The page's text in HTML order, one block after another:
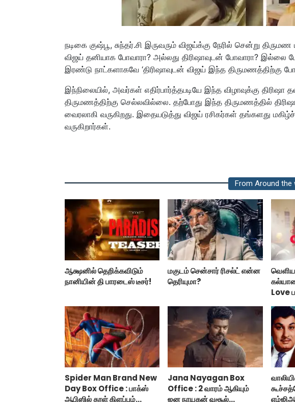
நடிகை குஷ்பூ, சுந்தர்.சி இருவரும் விஜய்க்கு நேரில் சென்று
விஜய் தனியாக போவாரா? அல்லது திரிஷாவுடன் போவாரா? இல்லை
இரண்டு நாட்களாகவே ‘திரிஷாவுடன் விஜய் இந்த திருமணத்திற்கு
இந்நிலையில், அவர்கள் எதிர்பார்த்தபடியே இந்த விழாவுக்கு
திருமணத்திற்கு செல்லவில்லை. தற்போது இந்த திருமணத்தில்
வைரலாகி வருகிறது. இதையடுத்து விஜய் ரசிகர்கள் தங்களது
வருகிறார்கள்.
From Around the
ஆக்ஷனில் தெறிக்கவிடும்
நானியின் தி பாரடைஸ் டீசர்!
மகுடம் சென்சார் ரிசல்ட் என்ன
தெரியுமா?
Love
Spider Man Brand New
Day Box Office : பாக்ஸ்
ஆபிஸில் தூள் கிளப்பும்
Jana Nayagan Box
Office : 2 வாரம் ஆகியும்
ஜன நாயகன் வசூல்